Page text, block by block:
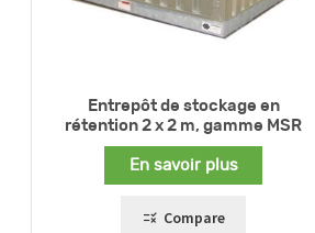
Entrepôt de stockage en
rétention 2 x 2 m, gamme MSR
En savoir plus
Compare